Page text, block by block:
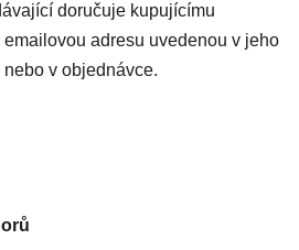
doručuje kupujícímu
adresu uvedenou v jeho
v objednávce.